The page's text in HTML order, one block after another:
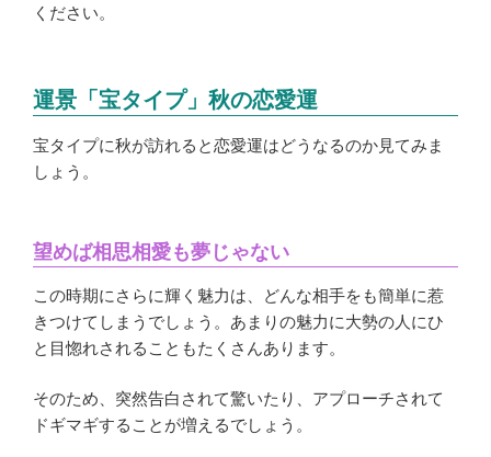
ください。
運景「宝タイプ」秋の恋愛運
宝タイプに秋が訪れると恋愛運はどうなるのか見てみま
しょう。
望めば相思相愛も夢じゃない
この時期にさらに輝く魅力は、どんな相手をも簡単に惹
きつけてしまうでしょう。あまりの魅力に大勢の人にひ
と目惚れされることもたくさんあります。
そのため、突然告白されて驚いたり、アプローチされて
ドギマギすることが増えるでしょう。